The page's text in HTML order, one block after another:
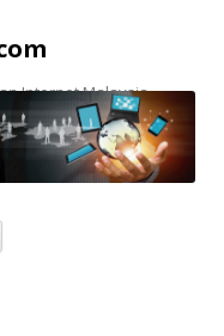
Internet Malaysia
Skip to content